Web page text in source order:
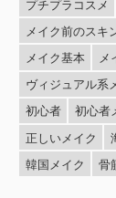
プチプラコスメ
メイク前のスキ
メイク基本
メ
ヴィジュアル系
初心者
初心者
正しいメイク
韓国メイク
骨